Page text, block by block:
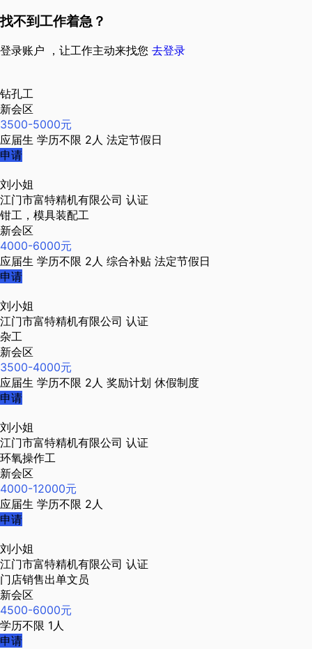
找不到工作着急？
登录账户 ，让工作主动来找您 去登录
钻孔工
新会区
3500-5000元
应届生 学历不限 2人 法定节假日
申请
刘小姐
江门市富特精机有限公司 认证
钳工，模具装配工
新会区
4000-6000元
应届生 学历不限 2人 综合补贴 法定节假日
申请
刘小姐
江门市富特精机有限公司 认证
杂工
新会区
3500-4000元
应届生 学历不限 2人 奖励计划 休假制度
申请
刘小姐
江门市富特精机有限公司 认证
环氧操作工
新会区
4000-12000元
应届生 学历不限 2人
申请
刘小姐
江门市富特精机有限公司 认证
门店销售出单文员
新会区
4500-6000元
学历不限 1人
申请